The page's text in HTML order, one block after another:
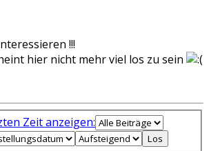
!!!
hier nicht mehr viel los zu sein
Zeit anzeigen: